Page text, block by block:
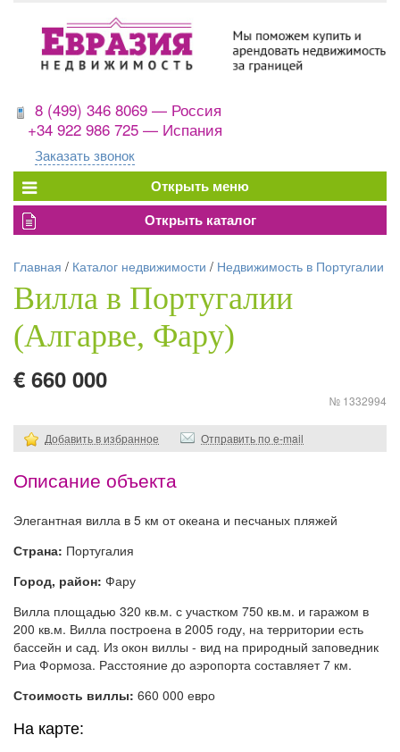
8 (499) 346 8069 — Россия
+34 922 986 725 — Испания
Заказать звонок
Главная / Каталог недвижимости / Недвижимость в Португалии
Вилла в Португалии
(Алгарве, Фару)
€ 660 000
№ 1332994
Добавить в избранное Отправить по e-mail
Описание объекта
Элегантная вилла в 5 км от океана и песчаных пляжей
Страна: Португалия
Город, район: Фару
Вилла площадью 320 кв.м. с участком 750 кв.м. и гаражом в
200 кв.м. Вилла построена в 2005 году, на территории есть
бассейн и сад. Из окон виллы - вид на природный заповедник
Риа Формоза. Расстояние до аэропорта составляет 7 км.
Стоимость виллы: 660 000 евро
На карте: